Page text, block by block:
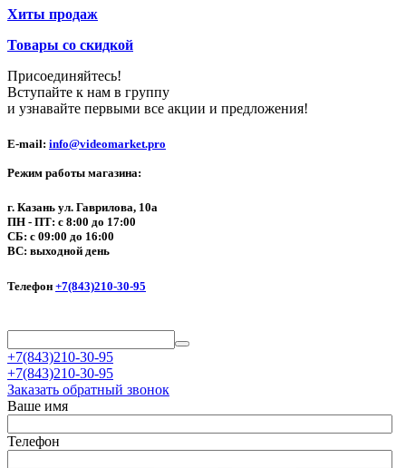
Хиты продаж
Товары со скидкой
Присоединяйтесь!
Вступайте к нам в группу
и узнавайте первыми все акции и предложения!
E-mail: info@videomarket.pro
Режим работы магазина:
г. Казань ул. Гаврилова, 10а
ПН - ПТ: с 8:00 до 17:00
СБ: с 09:00 до 16:00
ВС: выходной день
Телефон +7(843)210-30-95
+7(843)210-30-95
+7(843)210-30-95
Заказать обратный звонок
Ваше имя
Телефон